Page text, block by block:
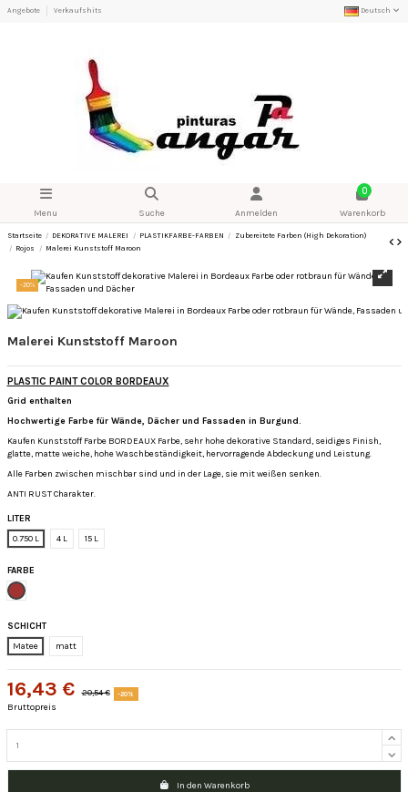
Angebote Verkaufshits Deutsch
Menu Suche Anmelden
0
Warenkorb
Startseite DEKORATIVE MALEREI PLASTIKFARBE-FARBEN
Zubereitete Farben (High Dekoration)
Rojos
Malerei Kunststoff Maroon
-20%
Malerei Kunststoff Maroon
PLASTIC PAINT COLOR BORDEAUX
Grid enthalten
Hochwertige Farbe für Wände, Dächer und Fassaden in Burgund.
Kaufen Kunststoff Farbe BORDEAUX Farbe, sehr hohe dekorative Standard, seidiges Finish,
glatte, matte weiche, hohe Waschbeständigkeit, hervorragende Abdeckung und Leistung.
Alle Farben zwischen mischbar sind und in der Lage, sie mit weißen senken.
ANTI RUST Charakter.
LITER
0.750 L
4 L 15 L
FARBE
Burdeos
SCHICHT
Matee
matt
16,43 € 20,54 € -20%
Bruttopreis
In den Warenkorb